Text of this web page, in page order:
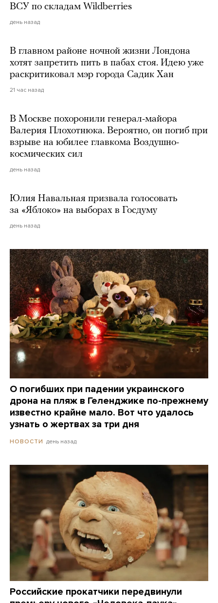
ВСУ по складам Wildberries
день назад
В главном районе ночной жизни Лондона
хотят запретить пить в пабах стоя. Идею уже
раскритиковал мэр города Садик Хан
21 час назад
В Москве похоронили генерал-майора
Валерия Плохотнюка. Вероятно, он погиб при
взрыве на юбилее главкома Воздушно-
космических сил
день назад
Юлия Навальная призвала голосовать
за «Яблоко» на выборах в Госдуму
день назад
О погибших при падении украинского
дрона на пляж в Геленджике по-прежнему
известно крайне мало. Вот что удалось
узнать о жертвах за три дня
НОВОСТИ день назад
Российские прокатчики передвинули